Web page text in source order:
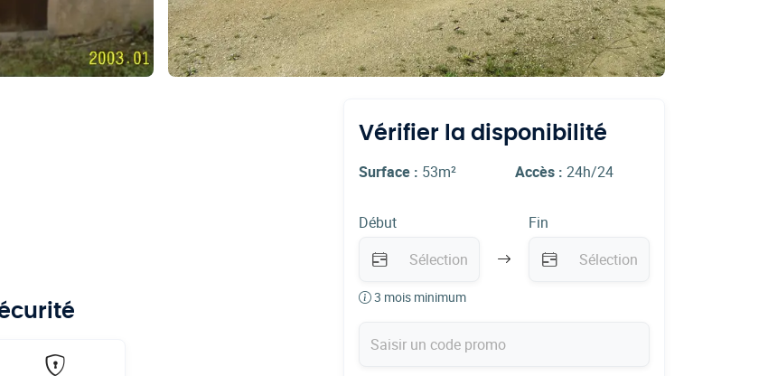
Vérifier la disponibilité
Surface : 53m² Accès : 24h/24
Début Fin
3 mois minimum